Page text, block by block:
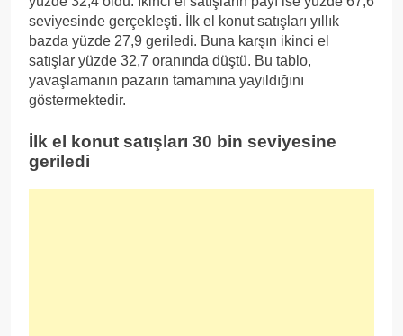
seviyesinde gerçekleşti. İlk el konut satışları yıllık
bazda yüzde 27,9 geriledi. Buna karşın ikinci el
satışlar yüzde 32,7 oranında düştü. Bu tablo,
yavaşlamanın pazarın tamamına yayıldığını
göstermektedir.
İlk el konut satışları 30 bin seviyesine
geriledi